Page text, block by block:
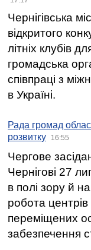
Чернігівська
відкритого
літніх клубів
громадська
співпраці з
в Україні.
Рада громад
розвитку
16:55
Чергове
Чернігові 27
в полі зору й
робота центрів
переміщених
забезпечення